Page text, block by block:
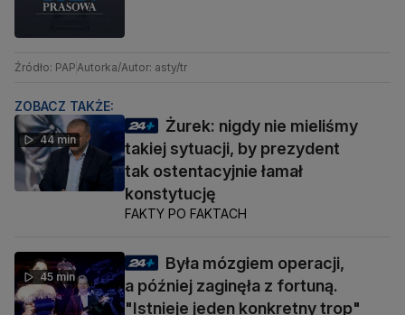
Źródło: PAPAutorka/Autor: asty/tr
ZOBACZ TAKŻE:
44 min
Żurek: nigdy nie mieliśmy
takiej sytuacji, by prezydent
tak ostentacyjnie łamał
konstytucję
FAKTY PO FAKTACH
45 min
Była mózgiem operacji,
a później zaginęła z fortuną.
"Istnieje jeden konkretny trop"